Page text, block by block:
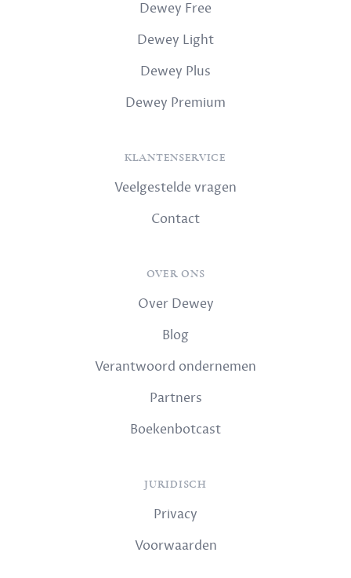
Dewey Free
Dewey Light
Dewey Plus
Dewey Premium
KLANTENSERVICE
Veelgestelde vragen
Contact
OVER ONS
Over Dewey
Blog
Verantwoord ondernemen
Partners
Boekenbotcast
JURIDISCH
Privacy
Voorwaarden